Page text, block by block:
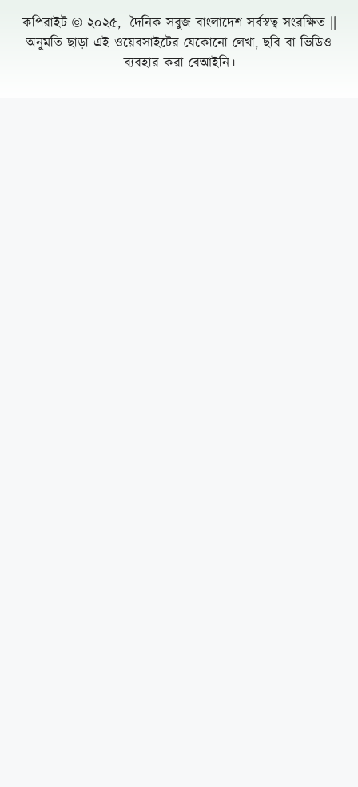
কপিরাইট © ২০২৫, দৈনিক সবুজ বাংলাদেশ সর্বস্বত্ব সংরক্ষিত ||
অনুমতি ছাড়া এই ওয়েবসাইটের যেকোনো লেখা, ছবি বা ভিডিও
ব্যবহার করা বেআইনি।